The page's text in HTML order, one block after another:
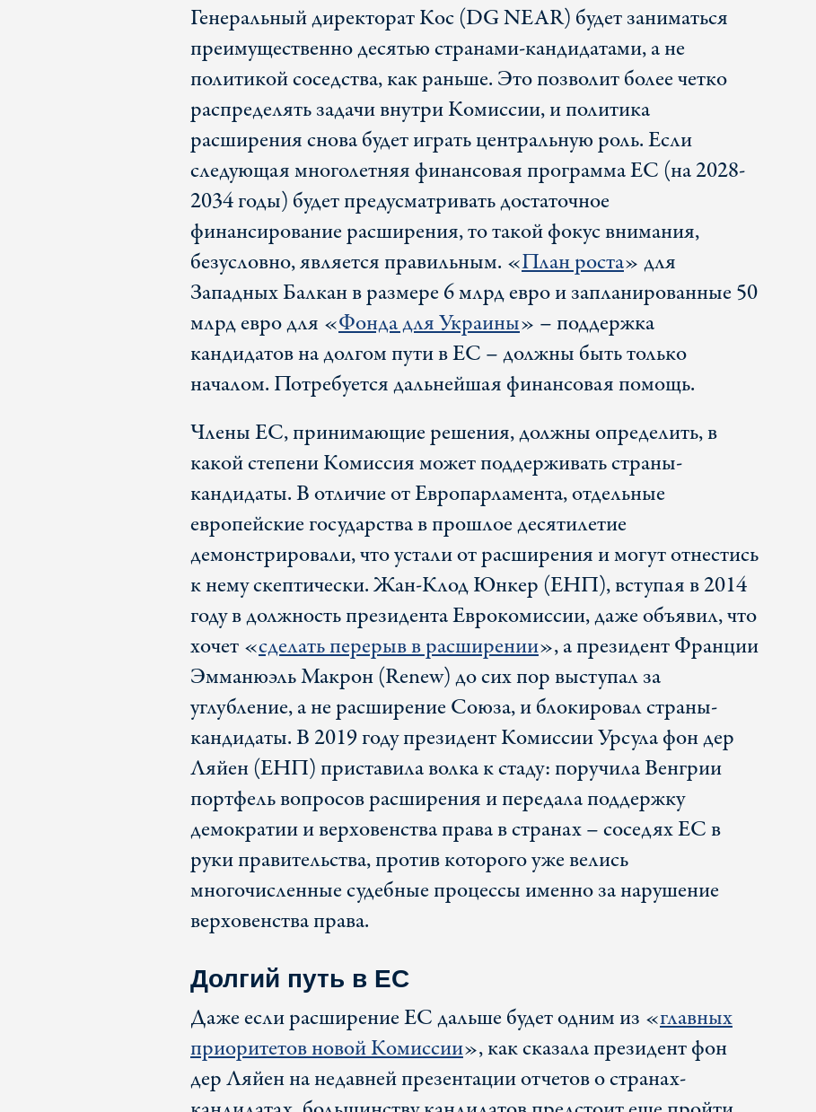
Генеральный директорат Кос (DG NEAR) будет заниматься
преимущественно десятью странами-кандидатами, а не
политикой соседства, как раньше. Это позволит более четко
распределять задачи внутри Комиссии, и политика
расширения снова будет играть центральную роль. Если
следующая многолетняя финансовая программа ЕС (на 2028-
2034 годы) будет предусматривать достаточное
финансирование расширения, то такой фокус внимания,
безусловно, является правильным. «План роста» для
Западных Балкан в размере 6 млрд евро и запланированные 50
млрд евро для «Фонда для Украины» – поддержка
кандидатов на долгом пути в ЕС – должны быть только
началом. Потребуется дальнейшая финансовая помощь.
Члены ЕС, принимающие решения, должны определить, в
какой степени Комиссия может поддерживать страны-
кандидаты. В отличие от Европарламента, отдельные
европейские государства в прошлое десятилетие
демонстрировали, что устали от расширения и могут отнестись
к нему скептически. Жан-Клод Юнкер (ЕНП), вступая в 2014
году в должность президента Еврокомиссии, даже объявил, что
хочет «сделать перерыв в расширении», а президент Франции
Эмманюэль Макрон (Renew) до сих пор выступал за
углубление, а не расширение Союза, и блокировал страны-
кандидаты. В 2019 году президент Комиссии Урсула фон дер
Ляйен (ЕНП) приставила волка к стаду: поручила Венгрии
портфель вопросов расширения и передала поддержку
демократии и верховенства права в странах – соседях ЕС в
руки правительства, против которого уже велись
многочисленные судебные процессы именно за нарушение
верховенства права.
Долгий путь в ЕС
Даже если расширение ЕС дальше будет одним из «главных
приоритетов новой Комиссии», как сказала президент фон
дер Ляйен на недавней презентации отчетов о странах-